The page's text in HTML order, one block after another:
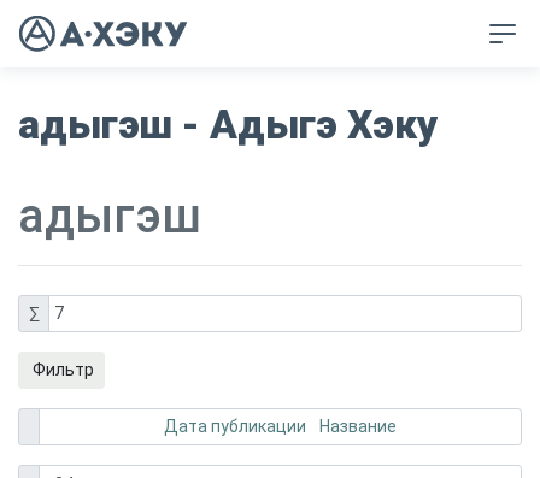
адыгэш - Адыгэ Хэку
адыгэш
∑ 7
Фильтр
Дата публикации Название